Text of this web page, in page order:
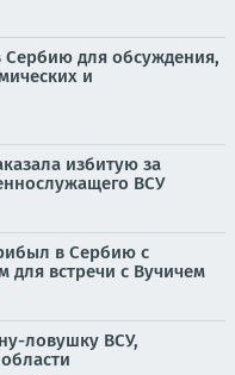
Сербию для обсуждения,
и
избитую за
ВСУ
в Сербию с
встречи с Вучичем
ловушку ВСУ,